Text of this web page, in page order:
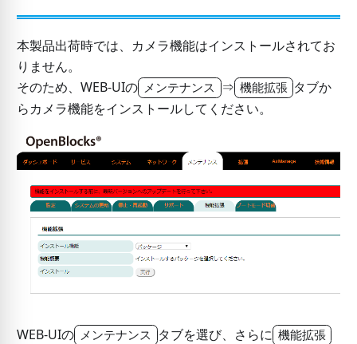
本製品出荷時では、カメラ機能はインストールされてお
りません。
そのため、WEB-UIの メンテナンス ⇒ 機能拡張 タブか
らカメラ機能をインストールしてください。
WEB-UIの メンテナンス タブを選び、さらに 機能拡張